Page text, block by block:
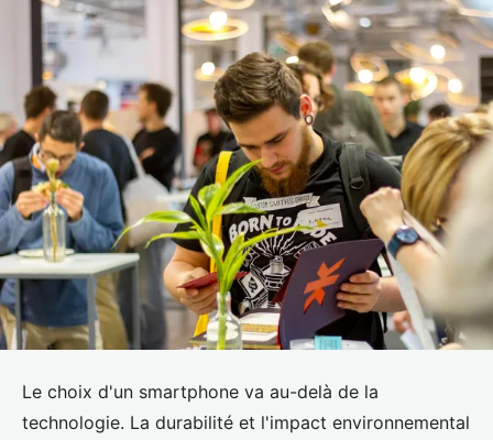
Le choix d'un smartphone va au-delà de la
technologie. La durabilité et l'impact environnemental